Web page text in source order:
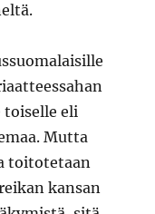
toiselle eli
Mutta
toitotetaan
kansan